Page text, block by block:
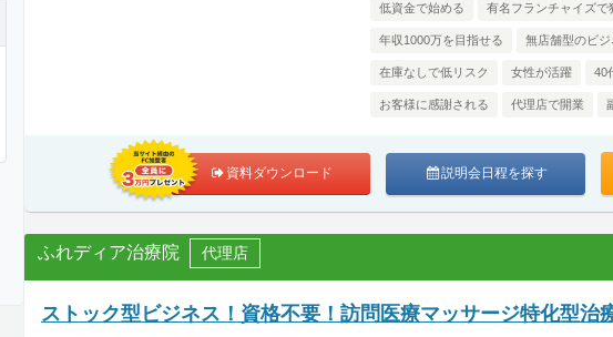
低資金で始める 有名フランチャイズで
年収1000万を目指せる 無店舗型のビジ
在庫なしで低リスク 女性が活躍 40
お客様に感謝される 代理店で開業
資料ダウンロード 説明会日程を探す
ふれディア治療院 代理店
ストック型ビジネス！資格不要！訪問医療マッサージ特化型治